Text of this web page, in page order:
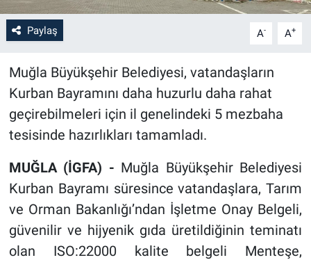
Paylaş A- A+
Muğla Büyükşehir Belediyesi, vatandaşların
Kurban Bayramını daha huzurlu daha rahat
geçirebilmeleri için il genelindeki 5 mezbaha
tesisinde hazırlıkları tamamladı.
MUĞLA (İGFA) - Muğla Büyükşehir Belediyesi
Kurban Bayramı süresince vatandaşlara, Tarım
ve Orman Bakanlığı’ndan İşletme Onay Belgeli,
güvenilir ve hijyenik gıda üretildiğinin teminatı
olan ISO:22000 kalite belgeli Menteşe,